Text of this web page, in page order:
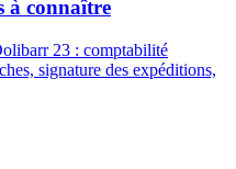
à connaître
23 : comptabilité
signature des expéditions,